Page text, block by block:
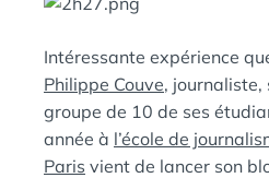
E
:
S
Intéressante expérience
Philippe Couve, journaliste,
groupe de 10 de ses
année à l’école de
Paris vient de lancer son